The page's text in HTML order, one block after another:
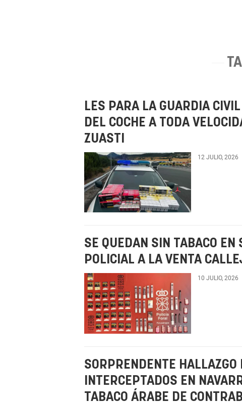
LES PARA LA GUARDIA
DEL COCHE A TODA
ZUASTI
12 JULIO, 2026
SE QUEDAN SIN TABACO
POLICIAL A LA VENTA
10 JULIO, 2026
SORPRENDENTE
INTERCEPTADOS EN
TABACO ÁRABE DE